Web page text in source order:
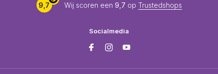
9,7 Wij scoren een 9,7 op Trustedshops
Socialmedia